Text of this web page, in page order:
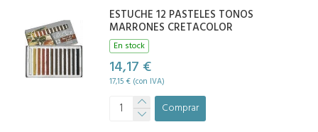
ESTUCHE 12 PASTELES TONOS
MARRONES CRETACOLOR
En stock
14,17 €
17,15 € (con IVA)
Comprar